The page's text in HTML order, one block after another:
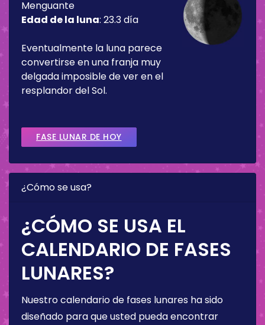
Menguante
Edad de la luna: 23.3 día
Eventualmente la luna parece
convertirse en una franja muy
delgada imposible de ver en el
resplandor del Sol.
FASE LUNAR DE HOY
¿Cómo se usa?
¿CÓMO SE USA EL
CALENDARIO DE FASES
LUNARES?
Nuestro calendario de fases lunares ha sido
diseñado para que usted pueda encontrar